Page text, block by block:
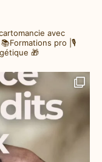
avec
📚Formations pro |🎙️
🎁